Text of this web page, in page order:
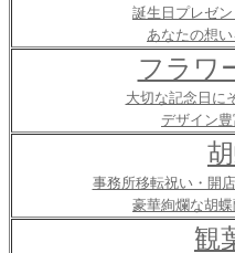
誕生日プレゼン
あなたの想い
フラワ
大切な記念日に
デザイン豊
事務所移転祝い・開
豪華絢爛な胡蝶
観